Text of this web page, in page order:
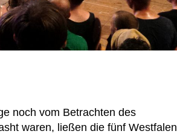
noch vom Betrachten des
waren, ließen die fünf Westfalen